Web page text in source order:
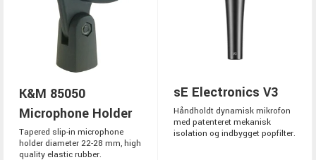
K&M 85050
Microphone Holder
Tapered slip-in microphone
holder diameter 22-28 mm, high
quality elastic rubber.
sE Electronics V3
Håndholdt dynamisk mikrofon
med patenteret mekanisk
isolation og indbygget popfilter.